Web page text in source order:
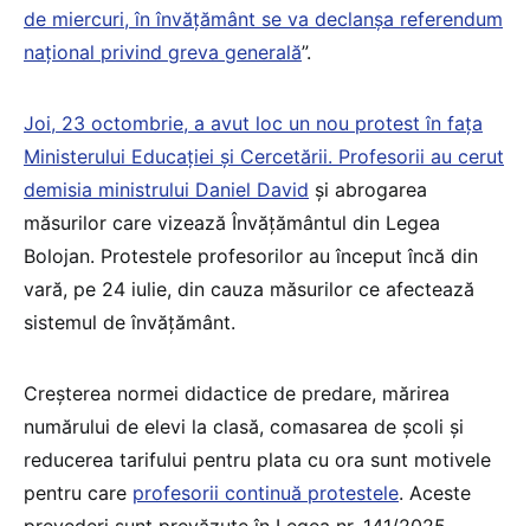
de miercuri, în învățământ se va declanșa referendum
național privind greva generală”.
Joi, 23 octombrie, a avut loc un nou protest în fața
Ministerului Educației și Cercetării. Profesorii au cerut
demisia ministrului Daniel David și abrogarea
măsurilor care vizează Învățământul din Legea
Bolojan. Protestele profesorilor au început încă din
vară, pe 24 iulie, din cauza măsurilor ce afectează
sistemul de învățământ.
Creșterea normei didactice de predare, mărirea
numărului de elevi la clasă, comasarea de școli și
reducerea tarifului pentru plata cu ora sunt motivele
pentru care profesorii continuă protestele. Aceste